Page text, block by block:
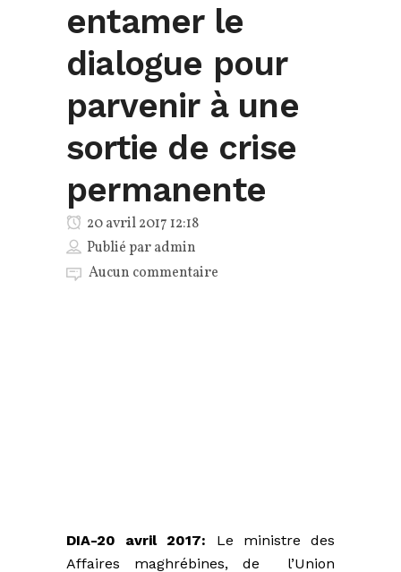
entamer le
dialogue pour
parvenir à une
sortie de crise
permanente
20 avril 2017 12:18
Publié paradmin
Aucun commentaire
DIA-20 avril 2017: Le ministre des
Affaires maghrébines, de l’Union